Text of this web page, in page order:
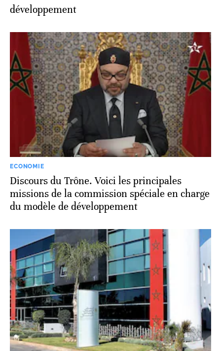
développement
ECONOMIE
Discours du Trône. Voici les principales
missions de la commission spéciale en charge
du modèle de développement